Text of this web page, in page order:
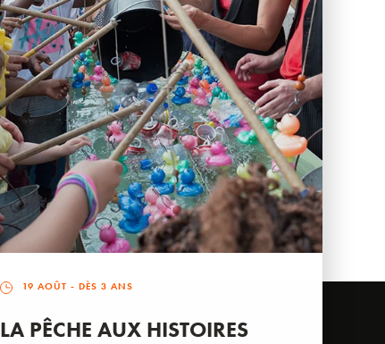
19 AOÛT - DÈS 3 ANS
LA PÊCHE AUX HISTOIRES